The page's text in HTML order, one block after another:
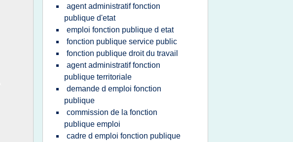
agent administratif fonction
publique d'etat
emploi fonction publique d etat
fonction publique service public
fonction publique droit du travail
agent administratif fonction
publique territoriale
demande d emploi fonction
publique
commission de la fonction
publique emploi
cadre d emploi fonction publique